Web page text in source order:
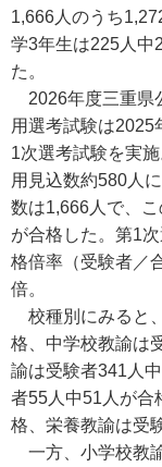
1,666人のうち
学3年生は225人中
た。
2026年度三重県
用選考試験は2025
1次選考試験を実
用見込数約580人
数は1,666人で、こ
が合格した。第1
格倍率（受験者／
倍。
校種別にみると
格、中学校教諭は
諭は受験者341人
者55人中51人が合
格、栄養教諭は受
一方、小学校教